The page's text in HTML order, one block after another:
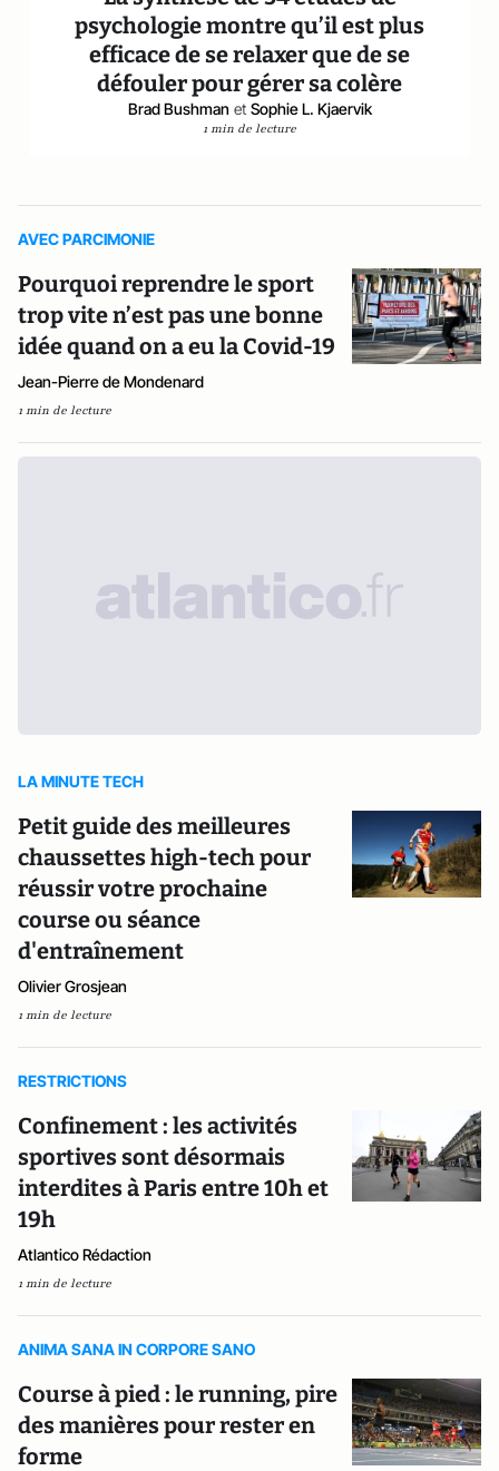
psychologie montre qu’il est plus
efficace de se relaxer que de se
défouler pour gérer sa colère
Brad Bushman et Sophie L. Kjaervik
1 min de lecture
AVEC PARCIMONIE
Pourquoi reprendre le sport
trop vite n’est pas une bonne
idée quand on a eu la Covid-19
Jean-Pierre de Mondenard
1 min de lecture
LA MINUTE TECH
Petit guide des meilleures
chaussettes high-tech pour
réussir votre prochaine
course ou séance
d'entraînement
Olivier Grosjean
1 min de lecture
RESTRICTIONS
Confinement : les activités
sportives sont désormais
interdites à Paris entre 10h et
19h
Atlantico Rédaction
1 min de lecture
ANIMA SANA IN CORPORE SANO
Course à pied : le running, pire
des manières pour rester en
forme